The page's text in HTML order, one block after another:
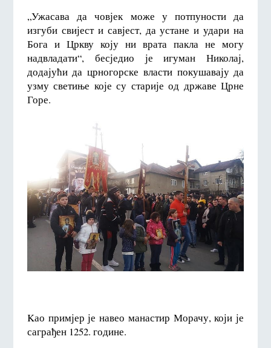
„Ужасава да човјек може у потпуности да
изгуби свијест и савјест, да устане и удари на
Бога и Цркву коју ни врата пакла не могу
надвладати“, бесједио је игуман Николај,
додајући да црногорске власти покушавају да
узму светиње које су старије од државе Црне
Горе.
Kао примјер је навео манастир Морачу, који је
саграђен 1252. године.